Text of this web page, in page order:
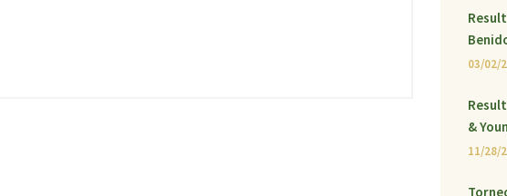
03/02/
&
11/28/